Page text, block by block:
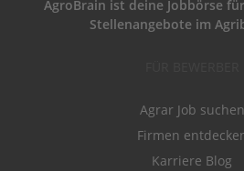
AgroBrain ist deine Jobbörse
Stellenangebote im
Agrar Job suchen
Firmen
Karriere Blog